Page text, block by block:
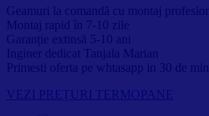
Geamuri la comandă cu montaj
Montaj rapid în 7-10 zile
Garanție extinsă 5-10 ani
Inginer dedicat Tanjala Marian
Primesti oferta pe whtasapp in 30 de
VEZI PREȚURI TERMOPANE